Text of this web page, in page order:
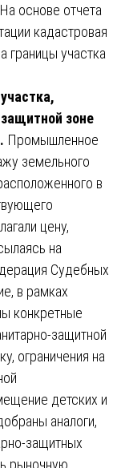
основе отчета
кадастровая
границы участка
зоне
Промышленное
земельного
в
цену,
на
Судебных
в рамках
конкретные
защитной
ограничения на
детских и
аналоги,
защитных
рыночную